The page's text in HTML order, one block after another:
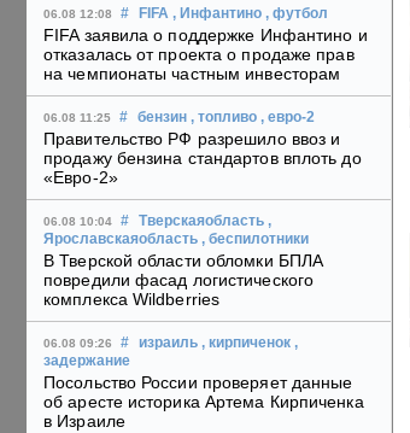
06.08 12:08 # FIFA , Инфантино , футбол
FIFA заявила о поддержке Инфантино и
отказалась от проекта о продаже прав
на чемпионаты частным инвесторам
06.08 11:25 # бензин , топливо , евро-2
Правительство РФ разрешило ввоз и
продажу бензина стандартов вплоть до
«Евро-2»
06.08 10:04 # Тверскаяобласть ,
Ярославскаяобласть , беспилотники
В Тверской области обломки БПЛА
повредили фасад логистического
комплекса Wildberries
06.08 09:26 # израиль , кирпиченок ,
задержание
Посольство России проверяет данные
об аресте историка Артема Кирпиченка
в Израиле